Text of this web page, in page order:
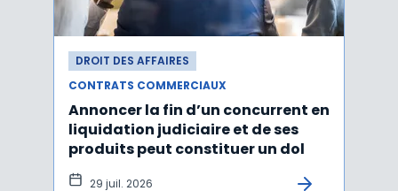
DROIT DES AFFAIRES
CONTRATS COMMERCIAUX
Annoncer la fin d’un concurrent en
liquidation judiciaire et de ses
produits peut constituer un dol
29 juil. 2026